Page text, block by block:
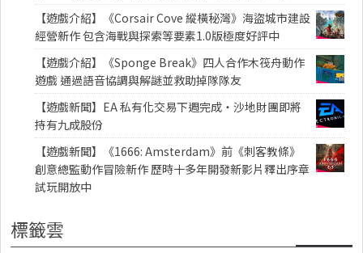
【遊戲介紹】《Corsair Cove 縱橫秘灣》海盜城市建設
經營新作 包含海戰與探索等要素1.0版極度好評中
【遊戲介紹】《Sponge Break》四人合作木筏舟動作
遊戲 通過語音協調與解謎並救助掉隊隊友
【遊戲新聞】EA 私有化交易下週完成・沙地財團即將
持有九成股份
【遊戲新聞】《1666: Amsterdam》前《刺客教條》
創意總監動作冒險新作 歷時十多年開發新影片釋出序章
試玩開放中
標籤雲